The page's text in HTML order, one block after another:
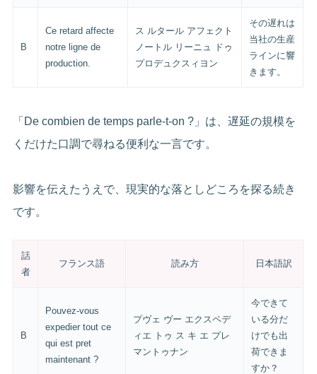
B
Ce retard affecte
notre ligne de
production.
ス ルタール アフェクト
ノートル リーニュ ドゥ
プロデュクスィヨン
その遅れは
当社の生産
ラインに響
きます。
「De combien de temps parle-t-on ?」は、遅延の規模を
くだけた口調で尋ねる便利な一言です。
影響を伝えたうえで、現実的な落としどころを探る続き
です。
話
者
フランス語 読み方 日本語訳
B
Pouvez-vous
expedier tout ce
qui est pret
maintenant ?
プヴェ ヴー エクスペデ
ィエ トゥ ス キ エ プレ
マントゥナン
今できて
いる分だ
けでも出
荷できま
すか？